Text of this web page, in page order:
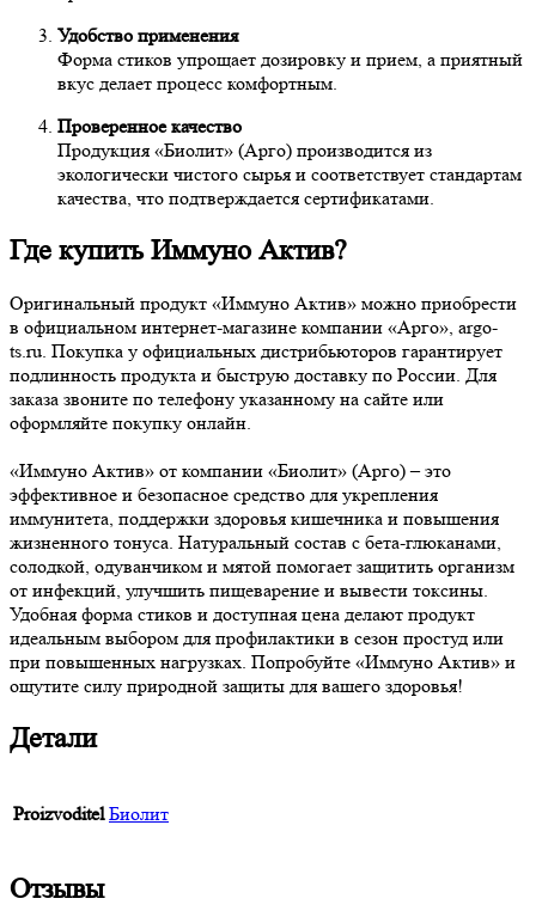
Удобство применения
Форма стиков упрощает дозировку и прием, а приятный
вкус делает процесс комфортным.
Проверенное качество
Продукция «Биолит» (Арго) производится из
экологически чистого сырья и соответствует стандартам
качества, что подтверждается сертификатами.
Где купить Иммуно Актив?
Оригинальный продукт «Иммуно Актив» можно приобрести
в официальном интернет-магазине компании «Арго», argo-
ts.ru. Покупка у официальных дистрибьюторов гарантирует
подлинность продукта и быструю доставку по России. Для
заказа звоните по телефону указанному на сайте или
оформляйте покупку онлайн.
«Иммуно Актив» от компании «Биолит» (Арго) – это
эффективное и безопасное средство для укрепления
иммунитета, поддержки здоровья кишечника и повышения
жизненного тонуса. Натуральный состав с бета-глюканами,
солодкой, одуванчиком и мятой помогает защитить организм
от инфекций, улучшить пищеварение и вывести токсины.
Удобная форма стиков и доступная цена делают продукт
идеальным выбором для профилактики в сезон простуд или
при повышенных нагрузках. Попробуйте «Иммуно Актив» и
ощутите силу природной защиты для вашего здоровья!
Детали
Proizvoditel Биолит
Отзывы